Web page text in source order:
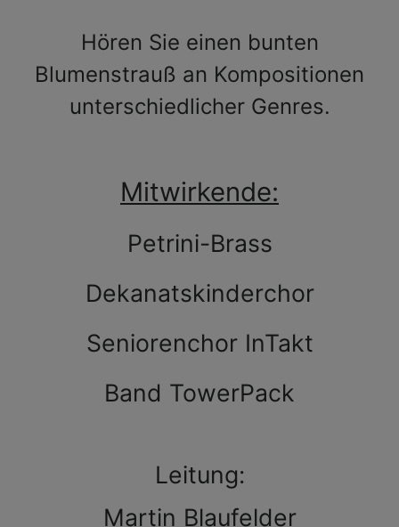
Hören Sie einen bunten
Blumenstrauß an Kompositionen
unterschiedlicher Genres.
Mitwirkende:
Petrini-Brass
Dekanatskinderchor
Seniorenchor InTakt
Band TowerPack
Leitung:
Martin Blaufelder